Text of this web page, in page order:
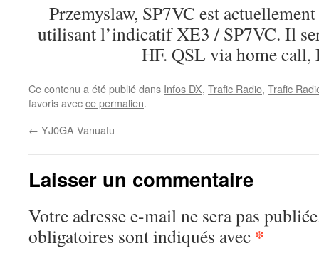
Przemyslaw, SP7VC est
utilisant l’indicatif XE3 / SP7VC. Il
HF. QSL via home
Ce contenu a été publié dans Infos DX, Trafic Radio, Trafic
favoris avecce permalien.
← YJ0GA Vanuatu
Laisser un commentaire
Votre adresse e-mail ne sera pas
obligatoires sont indiqués avec *